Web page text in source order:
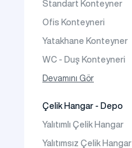
Standart Konteyner
Ofis Konteyneri
Yatakhane Konteyner
WC - Duş Konteyneri
Konteyner Ev
Devamını Gör
Çelik Hangar - Depo
Yalıtımlı Çelik Hangar
Yalıtımsız Çelik Hangar